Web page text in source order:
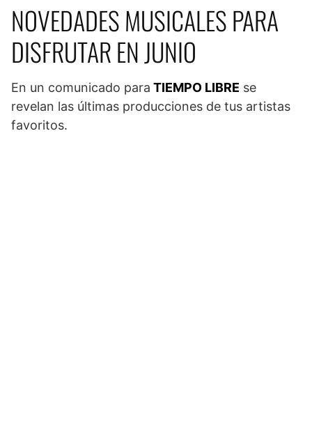
NOVEDADES MUSICALES PARA
DISFRUTAR EN JUNIO
En un comunicado para TIEMPO LIBRE se
revelan las últimas producciones de tus artistas
favoritos.